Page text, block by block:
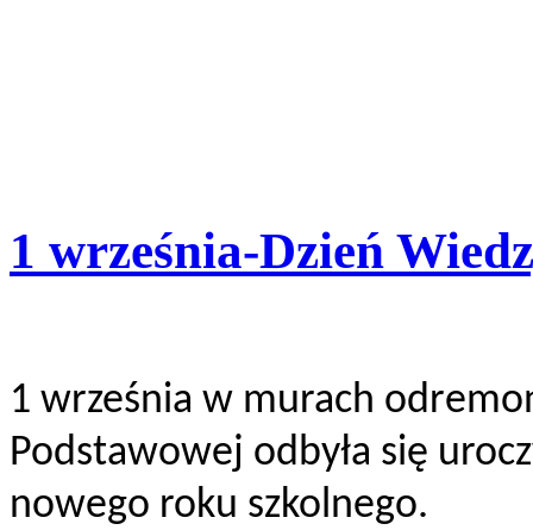
1 września-Dzień
1 września w murach
Podstawowej odbyła się
nowego roku szkolnego.